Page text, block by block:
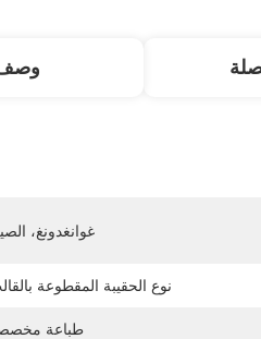
وصف
غوانغدونغ،
نوع الحقيبة المقطوعة
طباعة